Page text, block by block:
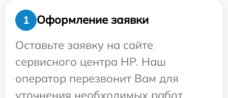
1
Оформление заявки
Оставьте заявку на сайте
сервисного центра HP. Наш
оператор перезвонит Вам для
уточнения необходимых работ